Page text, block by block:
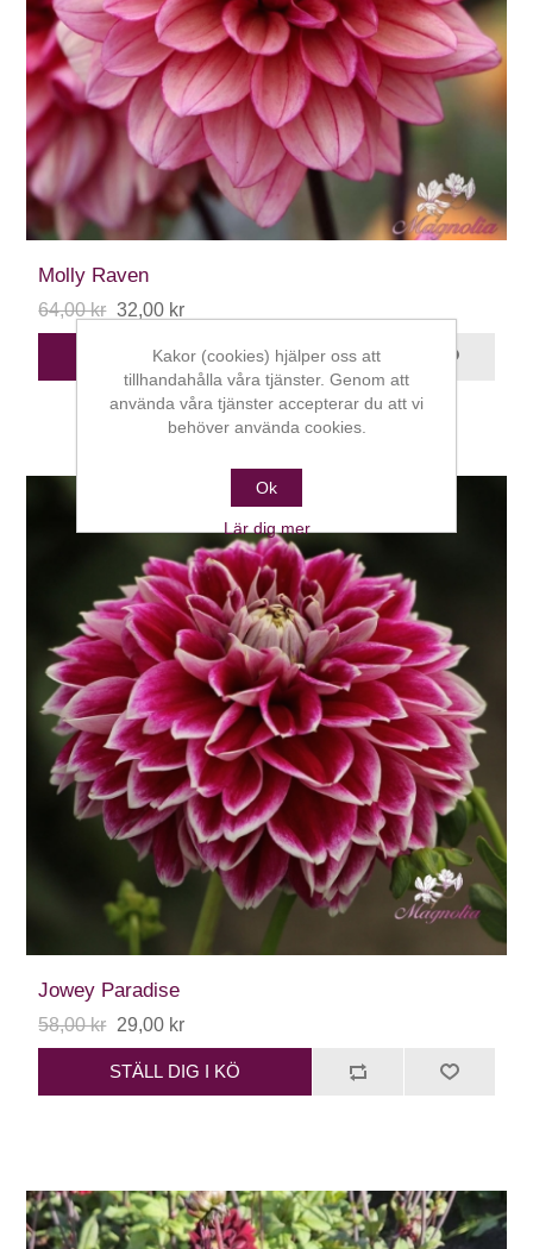
Molly Raven
64,00 kr 32,00 kr
STÄLL DIG I KÖ
Jowey Paradise
58,00 kr 29,00 kr
STÄLL DIG I KÖ
Kakor (cookies) hjälper oss att
tillhandahålla våra tjänster. Genom att
använda våra tjänster accepterar du att vi
behöver använda cookies.
Ok
Lär dig mer